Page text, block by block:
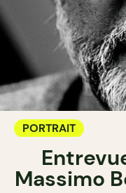
PORTRAIT
Massimo